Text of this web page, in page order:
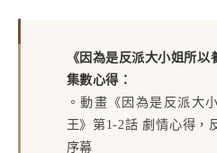
《因為是反派大小姐所以
集數心得：
。動畫《因為是反派大
王》第1-2話 劇情心得，
序幕